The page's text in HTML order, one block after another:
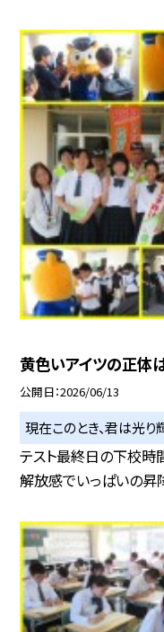
黄色いアイツの正
公開日 2026/06/13
現在このとき、君は光り
テスト最終日の下校時
解放感でいっぱいの昇